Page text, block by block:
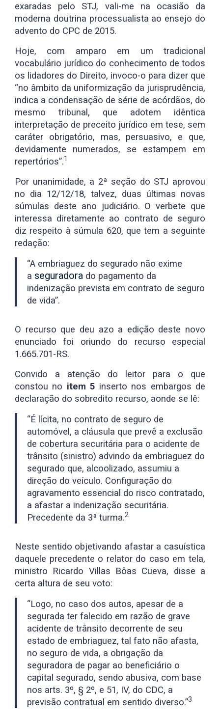
exaradas pelo STJ, vali-me na ocasião da
moderna doutrina processualista ao ensejo do
advento do CPC de 2015.
Hoje, com amparo em um tradicional
vocabulário jurídico do conhecimento de todos
os lidadores do Direito, invoco-o para dizer que
“no âmbito da uniformização da jurisprudência,
indica a condensação de série de acórdãos, do
mesmo tribunal, que adotem idêntica
interpretação de preceito jurídico em tese, sem
caráter obrigatório, mas, persuasivo, e que,
devidamente numerados, se estampem em
repertórios”.1
Por unanimidade, a 2ª seção do STJ aprovou
no dia 12/12/18, talvez, duas últimas novas
súmulas deste ano judiciário. O verbete que
interessa diretamente ao contrato de seguro
diz respeito à súmula 620, que tem a seguinte
redação:
“A embriaguez do segurado não exime
a seguradora do pagamento da
indenização prevista em contrato de seguro
de vida”.
O recurso que deu azo a edição deste novo
enunciado foi oriundo do recurso especial
1.665.701-RS.
Convido a atenção do leitor para o que
constou no item 5 inserto nos embargos de
declaração do sobredito recurso, aonde se lê:
“É lícita, no contrato de seguro de
automóvel, a cláusula que prevê a exclusão
de cobertura securitária para o acidente de
trânsito (sinistro) advindo da embriaguez do
segurado que, alcoolizado, assumiu a
direção do veículo. Configuração do
agravamento essencial do risco contratado,
a afastar a indenização securitária.
Precedente da 3ª turma.2
Neste sentido objetivando afastar a casuística
daquele precedente o relator do caso em tela,
ministro Ricardo Villas Bôas Cueva, disse a
certa altura de seu voto:
“Logo, no caso dos autos, apesar de a
segurada ter falecido em razão de grave
acidente de trânsito decorrente de seu
estado de embriaguez, tal fato não afasta,
no seguro de vida, a obrigação da
seguradora de pagar ao beneficiário o
capital segurado, sendo abusiva, com base
nos arts. 3º, § 2º, e 51, IV, do CDC, a
previsão contratual em sentido diverso.”3